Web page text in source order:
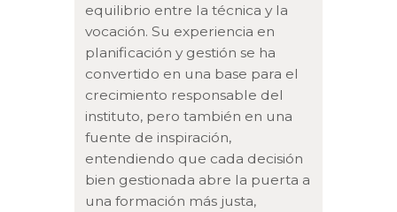
equilibrio entre la técnica y la
vocación. Su experiencia en
planificación y gestión se ha
convertido en una base para el
crecimiento responsable del
instituto, pero también en una
fuente de inspiración,
entendiendo que cada decisión
bien gestionada abre la puerta a
una formación más justa,